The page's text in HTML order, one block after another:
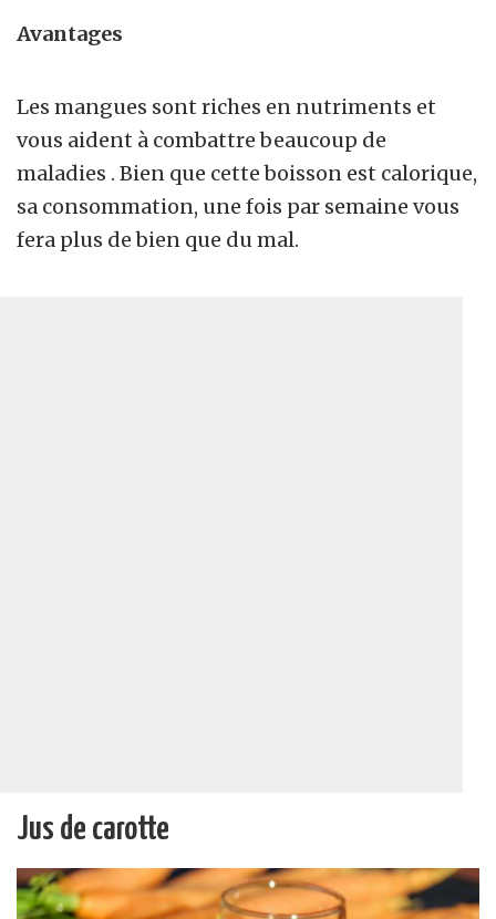
Avantages
Les mangues sont riches en nutriments et
vous aident à combattre beaucoup de
maladies . Bien que cette boisson est calorique,
sa consommation, une fois par semaine vous
fera plus de bien que du mal.
Jus de carotte